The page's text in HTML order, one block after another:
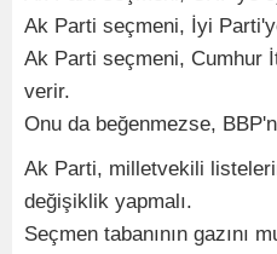
Ak Parti seçmeni, İyi
Ak Parti seçmeni, Cumhur
verir.
Onu da beğenmezse,
Ak Parti, milletvekili
değişiklik yapmalı.
Seçmen tabanının gazını